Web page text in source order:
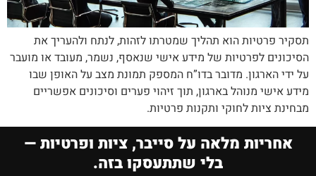
תסקיר פרטיות הוא תהליך שמטרתו לזהות, לנתח ולהעריך את
הסיכונים לפרטיות של מידע אישי שנאסף, נשמר, מעובד או מועבר
על ידי הארגון. מדובר בדו”ח המספק תמונת מצב על האופן שבו
מידע אישי מנוהל בארגון, תוך זיהוי פערים וסיכונים אפשריים
מבחינת ציות לחוקי ותקנות פרטיות.
אחריות מלאה על סייבר, ציות ופרטיות —
בלי שתתעסקו בזה.